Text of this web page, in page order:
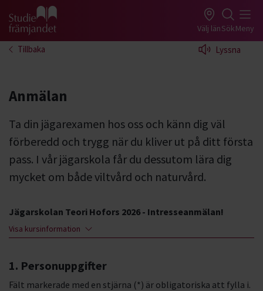
Gå till studiefrämjandets startsida Välj länSökMeny
Tillbaka Lyssna
Anmälan
Ta din jägarexamen hos oss och känn dig väl
förberedd och trygg när du kliver ut på ditt första
pass. I vår jägarskola får du dessutom lära dig
mycket om både viltvård och naturvård.
Jägarskolan Teori Hofors 2026 - Intresseanmälan!
Visa kursinformation
1. Personuppgifter
Fält markerade med en stjärna (*) är obligatoriska att fylla i.